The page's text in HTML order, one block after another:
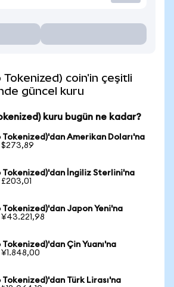
Tokenized) coin'in çeşitli
güncel kuru
kuru bugün ne kadar?
Tokenized)'dan Amerikan Doları'na
$273,89
Tokenized)'dan İngiliz Sterlini'na
Tokenized)'dan Japon Yeni'na
Tokenized)'dan Çin Yuanı'na
Tokenized)'dan Türk Lirası'na